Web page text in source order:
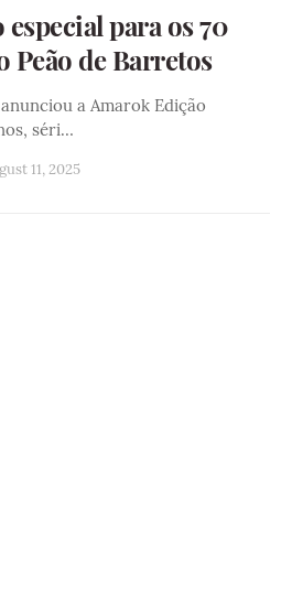
para os 70
Peão de Barretos
a Amarok Edição
séri…
11, 2025